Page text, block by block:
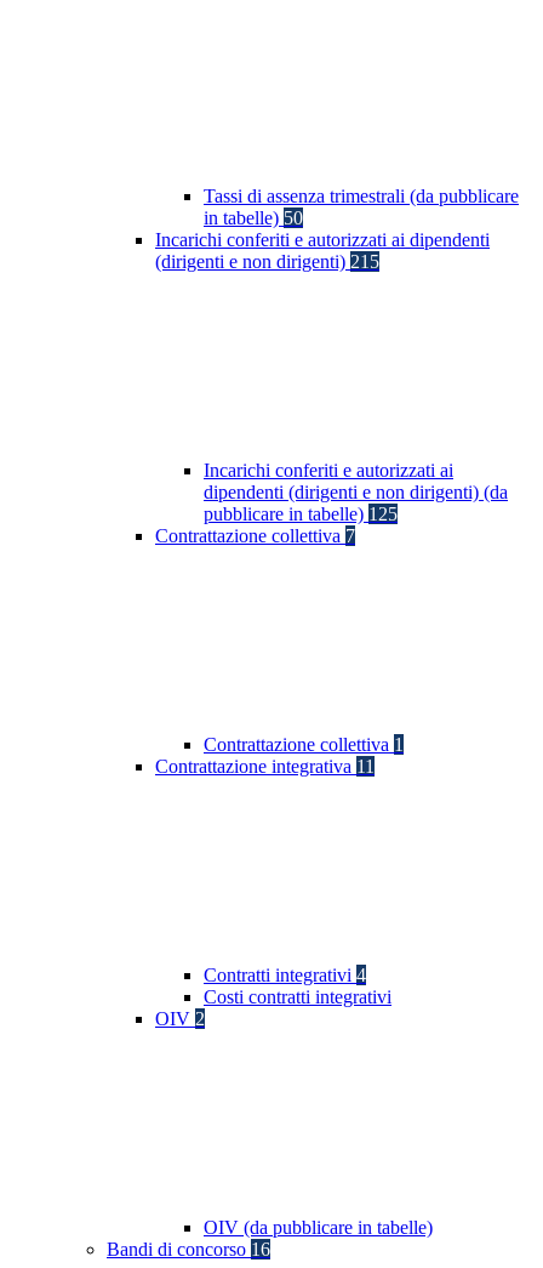
Tassi di assenza trimestrali (da pubblicare
in tabelle) 50
Incarichi conferiti e autorizzati ai dipendenti
(dirigenti e non dirigenti) 215
Incarichi conferiti e autorizzati ai
dipendenti (dirigenti e non dirigenti) (da
pubblicare in tabelle) 125
Contrattazione collettiva 7
Contrattazione collettiva 1
Contrattazione integrativa 11
Contratti integrativi 4
Costi contratti integrativi
OIV 2
OIV (da pubblicare in tabelle)
Bandi di concorso 16